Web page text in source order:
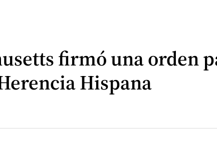
firmó una orden
Hispana